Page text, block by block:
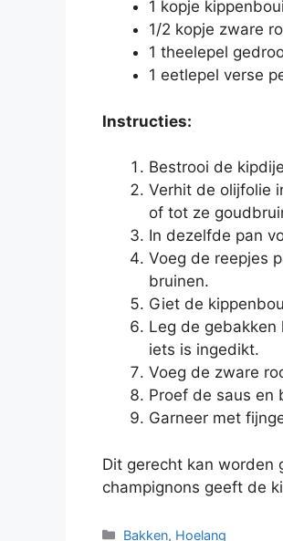
1 kopje
1/2 kopje zware
1 theelepel
1 eetlepel verse
Instructies:
Bestrooi de
Verhit de olijfolie
of tot ze
In dezelfde pan
Voeg de reepjes
bruinen.
Giet de
Leg de
iets is ingedikt.
Voeg de zware
Proef de saus en
Garneer met
Dit gerecht kan worden
champignons geeft de
Bakken, Hoelang